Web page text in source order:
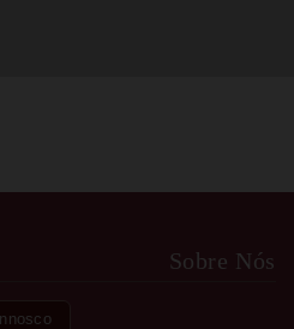
Sobre Nós